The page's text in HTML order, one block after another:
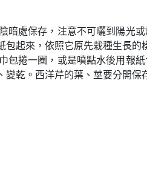
處保存，注意不可曬到陽光
起來，依照它原先栽種生長的
捲一圈，或是噴點水後用報
乾。西洋芹的葉、莖要分開保